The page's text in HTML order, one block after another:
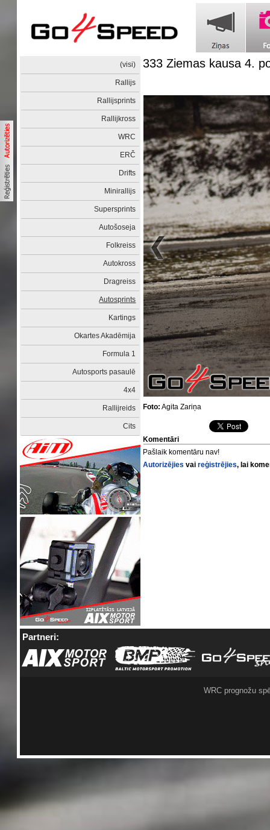
(visi)
Rallijs
Rallijsprints
Rallijkross
WRC
ERČ
Drifts
Minirallijs
Supersprints
Autošoseja
Folkreiss
Autokross
Dragreiss
Autosprints
Kartings
Okartes Akadēmija
Formula 1
Autosports pasaulē
4x4
Rallijreids
Cits
333 Ziemas kausa 4.
Foto: Agita Zariņa
Komentāri
Pašlaik komentāru nav!
Autorizējies vaireģistrējies, lai
Partneri:
WRC prognožu